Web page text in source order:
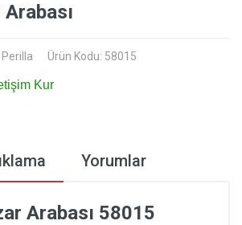
Perilla Ürün Kodu: 58015
Kur
Yorumlar
Arabası 58015